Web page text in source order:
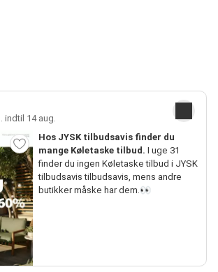
14 aug.
Hos JYSK tilbudsavis finder du
mange Køletaske tilbud. I uge 31
finder du ingen Køletaske tilbud i JYSK
tilbudsavis tilbudsavis, mens andre
butikker måske har dem.👀